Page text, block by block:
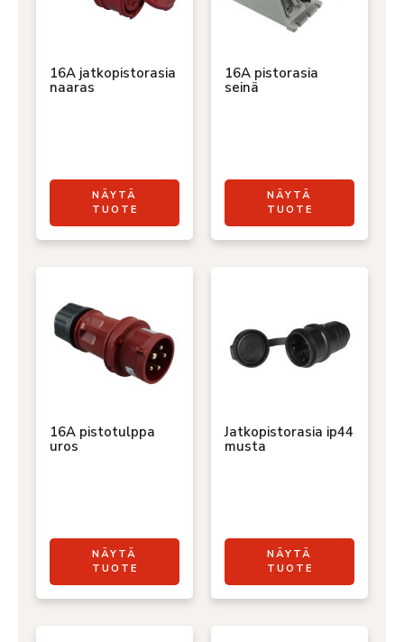
16A jatkopistorasia
naaras
NÄYTÄ
TUOTE
16A pistorasia
seinä
NÄYTÄ
TUOTE
16A pistotulppa
uros
NÄYTÄ
TUOTE
Jatkopistorasia ip44
musta
NÄYTÄ
TUOTE